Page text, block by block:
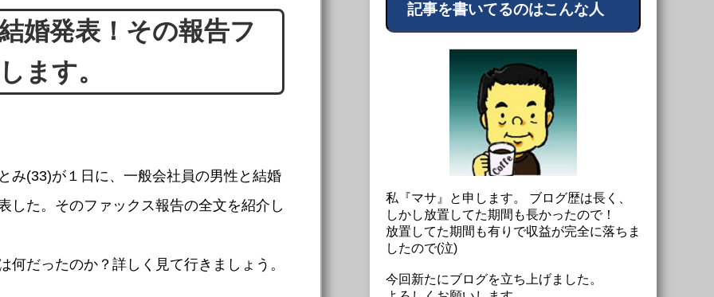
婚発表！その報告フ
ます。
み(33)が１日に、一般会社員の男性と結婚
した。そのファックス報告の全文を紹介し
何だったのか？詳しく見て行きましょう。
記事を書いてるのはこんな人
私『マサ』と申します。 ブログ歴は長く、
しかし放置してた期間も長かったので！
放置してた期間も有りで収益が完全に落ちま
したので(泣)
今回新たにブログを立ち上げました。